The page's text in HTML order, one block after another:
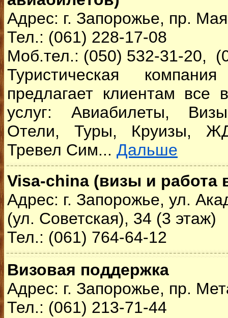
Адрес: г. Запорожье, пр.
Тел.: (061) 228-17-08
Моб.тел.: (050) 532-31-20,
Туристическая
предлагает клиентам все
услуг: Авиабилеты,
Отели, Туры, Круизы,
Тревел Сим... Дальше
Visa-china (визы и работа
Адрес: г. Запорожье, ул.
(ул. Советская), 34 (3 этаж)
Тел.: (061) 764-64-12
Визовая поддержка
Адрес: г. Запорожье, пр.
Тел.: (061) 213-71-44